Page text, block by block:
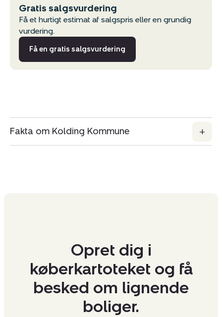
Gratis salgsvurdering
Få et hurtigt estimat af salgspris eller en grundig
vurdering.
Få en gratis salgsvurdering
Fakta om Kolding Kommune
Opret dig i
køberkartoteket og få
besked om lignende
boliger.